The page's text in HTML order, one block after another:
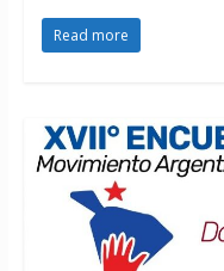
Read more